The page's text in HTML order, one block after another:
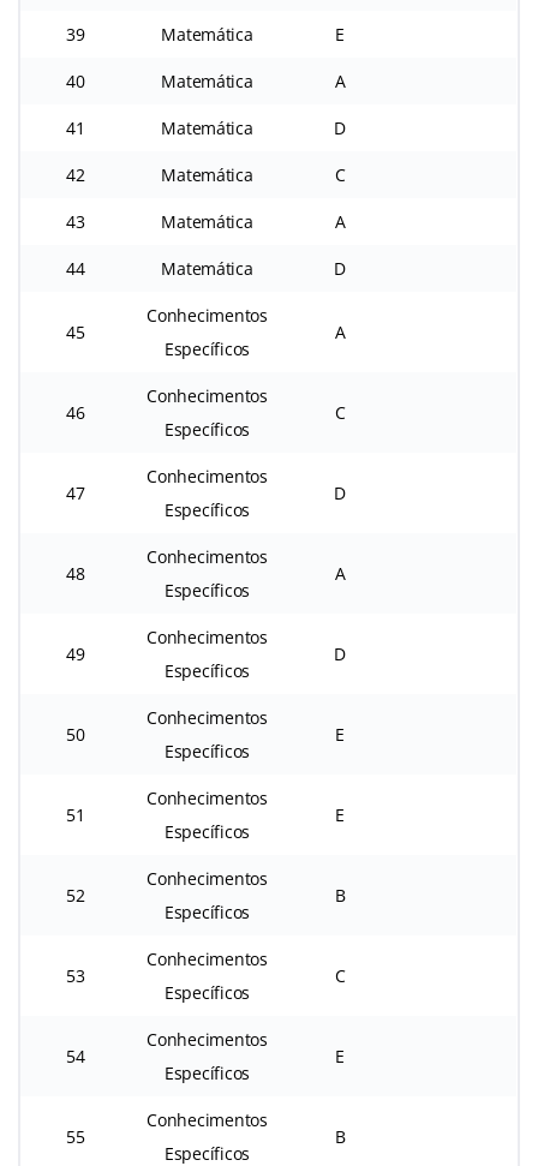
39 Matemática E
40 Matemática A
41 Matemática D
42 Matemática C
43 Matemática A
44 Matemática D
45
Conhecimentos
Específicos
A
46
Conhecimentos
Específicos
C
47
Conhecimentos
Específicos
D
48
Conhecimentos
Específicos
A
49
Conhecimentos
Específicos
D
50
Conhecimentos
Específicos
E
51
Conhecimentos
Específicos
E
52
Conhecimentos
Específicos
B
53
Conhecimentos
Específicos
C
54
Conhecimentos
Específicos
E
55
Conhecimentos
Específicos
B